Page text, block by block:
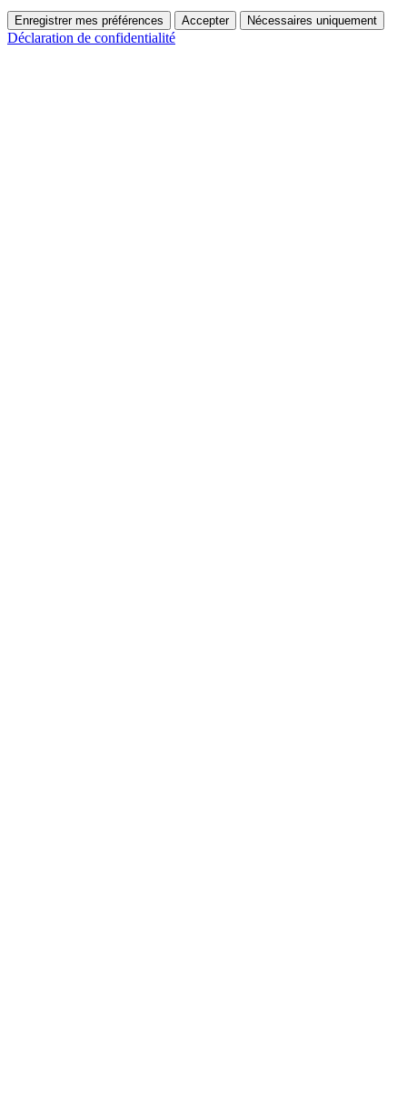
Enregistrer mes préférences Accepter Nécessaires uniquement
Déclaration de confidentialité